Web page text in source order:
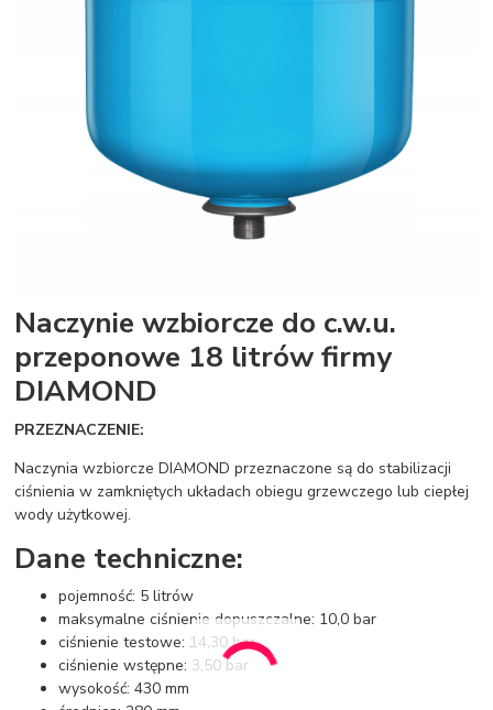
Naczynie wzbiorcze do c.w.u.
przeponowe 18 litrów firmy
DIAMOND
PRZEZNACZENIE:
Naczynia wzbiorcze DIAMOND przeznaczone są do stabilizacji
ciśnienia w zamkniętych układach obiegu grzewczego lub ciepłej
wody użytkowej.
Dane techniczne:
pojemność: 5 litrów
maksymalne ciśnienie dopuszczalne: 10,0 bar
ciśnienie testowe: 14,30 bar
ciśnienie wstępne: 3,50 bar
wysokość: 430 mm